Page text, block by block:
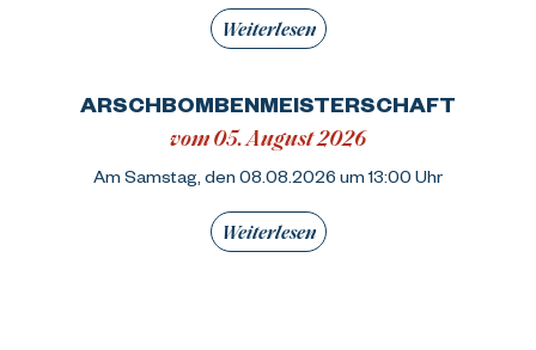
Weiterlesen
ARSCHBOMBENMEISTERSCHAFT
vom 05. August 2026
Am Samstag, den 08.08.2026 um 13:00 Uhr
Weiterlesen